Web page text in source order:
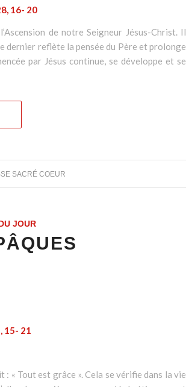
16- 20
de notre Seigneur Jésus-Christ. Il
dernier reflète la pensée du Père et prolonge
par Jésus continue, se développe et se
SACRÉ COEUR
JOUR
15- 21
« Tout est grâce ». Cela se vérifie dans la vie